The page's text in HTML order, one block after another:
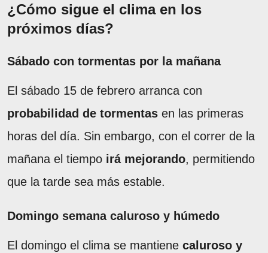
¿Cómo sigue el clima en los
próximos días?
Sábado con tormentas por la mañana
El sábado 15 de febrero arranca con
probabilidad de tormentas en las primeras
horas del día. Sin embargo, con el correr de la
mañana el tiempo irá mejorando, permitiendo
que la tarde sea más estable.
Domingo semana caluroso y húmedo
El domingo el clima se mantiene caluroso y